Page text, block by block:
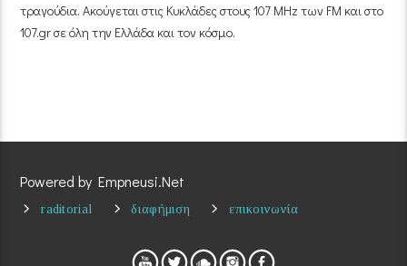
τραγούδια. Ακούγεται στις Κυκλάδες στους 107 MHz των FM και στο
107.gr σε όλη την Ελλάδα και τον κόσμο.
Powered by Empneusi.Net
raditorial διαφήμιση επικοινωνία